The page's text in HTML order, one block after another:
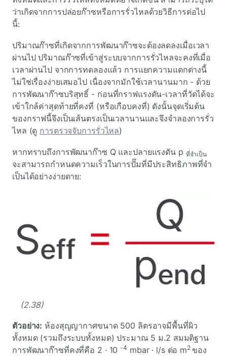
ว่าเกิดจากการปล่อยก๊าซหรือการรั่วไหลด้วยวิธีการต่อไป
นี้:
ปริมาณก๊าซที่เกิดจากการพัฒนาก๊าซจะต้องลดลงเมื่อเวลา
ผ่านไป ปริมาณก๊าซที่เข้าสู่ระบบจากการรั่วไหลจะคงที่เมื่อ
เวลาผ่านไป จากการทดลองแล้ว การแยกความแตกต่างนี้
ไม่ใช่เรื่องง่ายเสมอไป เนื่องจากมักใช้เวลานานมาก - ด้วย
การพัฒนาก๊าซบริสุทธิ์ - ก่อนที่กราฟแรงดัน-เวลาที่วัดได้จะ
เข้าใกล้ค่าสุดท้ายที่คงที่ (หรือเกือบคงที่) ดังนั้นจุดเริ่มต้น
ของกราฟนี้จึงเป็นเส้นตรงเป็นเวลานานและจึงจําลองการรั่ว
ไหล (ดู การตรวจจับการรั่วไหล)
หากทราบถึงการพัฒนาก๊าซ Q และปลายแรงดัน p ที่จําเป็น
จะสามารถกําหนดความเร็วในการปั๊มที่มีประสิทธิภาพที่จํา
เป็นได้อย่างง่ายดาย:
(2.38)
ตัวอย่าง: ห้องสุญญากาศขนาด 500 ลิตรอาจมีพื้นที่ผิว
ทั้งหมด (รวมถึงระบบทั้งหมด) ประมาณ 5 ม.2 สมมติฐาน
การพัฒนาก๊าซที่คงที่คือ 2 · 10 -4 mbar · l/s ต่อ m2 ของ